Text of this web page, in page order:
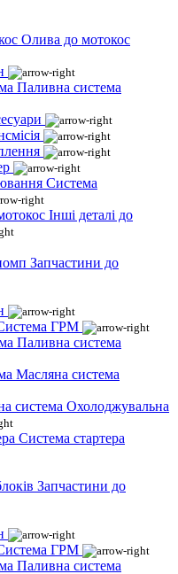
Олива до мотокос
Паливна система
Система
Інші деталі до
Запчастини до
ГРМ
Паливна система
Масляна система
Охолоджувальна
Система стартера
Запчастини до
ГРМ
Паливна система